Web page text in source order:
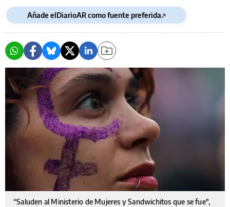
Añade elDiarioAR como fuente preferida
“Saluden al Ministerio de Mujeres y Sandwichitos que se fue",